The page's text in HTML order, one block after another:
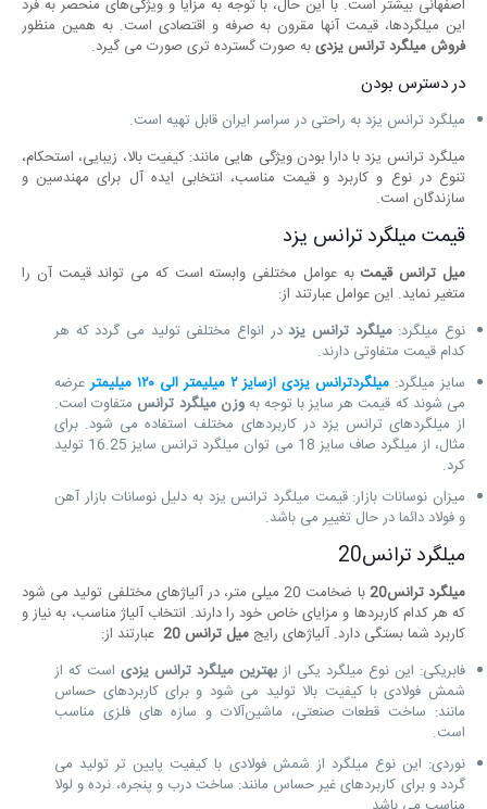
اصفهانی بیشتر است. با این حال، با توجه به مزایا و ویژگی‌های منحصر به فرد
این میلگردها، قیمت آنها مقرون به صرفه و اقتصادی است. به همین منظور
فروش میلگرد ترانس یزدیبه صورت گسترده تری صورت می گیرد.
در دسترس بودن
میلگرد ترانس یزد به راحتی در سراسر ایران قابل تهیه است.
میلگرد ترانس یزد با دارا بودن ویژگی ‌هایی مانند: کیفیت بالا، زیبایی، استحکام،
تنوع در نوع و کاربرد و قیمت مناسب، انتخابی ایده ‌آل برای مهندسین و
سازندگان است.
قیمت میلگرد ترانس یزد
میل ترانس قیمت به عوامل مختلفی وابسته است که می تواند قیمت آن را
متغیر نماید. این عوامل عبارتند از:
نوع میلگرد:میلگرد ترانس یزددر انواع مختلفی تولید می‌ گردد که هر
کدام قیمت متفاوتی دارند.
سایز میلگرد: میلگردترانس یزدی ازسایز ۲ میلیمتر الی ۱۲۰ میلیمتر
عرضه
می‌ شوند که قیمت هر سایز با توجه بهوزن میلگرد ترانس متفاوت است.
از میلگردهای ترانس یزد در کاربردهای مختلف استفاده می شود. برای
مثال، از میلگرد صاف سایز 18 می ‌توان میلگرد ترانس سایز 16.25 تولید
کرد.
میزان نوسانات بازار: قیمت میلگرد ترانس یزد به دلیل نوسانات بازار آهن
و فولاد دائما در حال تغییر می باشد.
میلگرد ترانس20
میلگرد ترانس20
با ضخامت 20 میلی ‌متر، در آلیاژهای مختلفی تولید می ‌شود
که هر کدام کاربردها و مزایای خاص خود را دارند. انتخاب آلیاژ مناسب، به نیاز و
کاربرد شما بستگی دارد. آلیاژهای رایجمیل ترانس 20
عبارتند از:
فابریکی: این نوع میلگرد یکی از بهترین میلگرد ترانس یزدیاست که از
شمش فولادی با کیفیت بالا تولید می‌ شود و برای کاربردهای حساس
مانند: ساخت قطعات صنعتی، ماشین‌آلات و سازه‌ های فلزی مناسب
است.
نوردی: این نوع میلگرد از شمش فولادی با کیفیت پایین‌ تر تولید می
گردد و برای کاربردهای غیر حساس مانند: ساخت درب و پنجره، نرده و لولا